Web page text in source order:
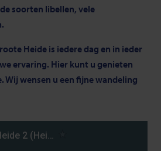
soorten libellen, vele
Heide is iedere dag en in ieder
ervaring. Hier kunt u genieten
Wij wensen u een fijne wandeling